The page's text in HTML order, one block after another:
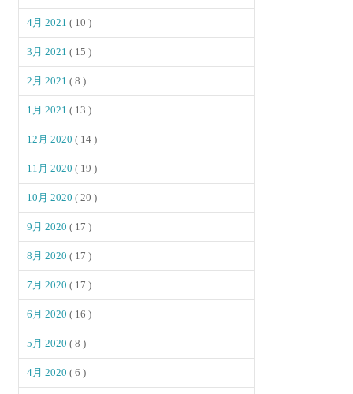
4月 2021( 10 )
3月 2021( 15 )
2月 2021( 8 )
1月 2021( 13 )
12月 2020( 14 )
11月 2020( 19 )
10月 2020( 20 )
9月 2020( 17 )
8月 2020( 17 )
7月 2020( 17 )
6月 2020( 16 )
5月 2020( 8 )
4月 2020( 6 )